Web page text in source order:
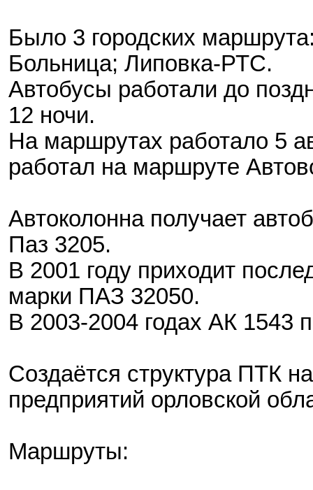
Было 3 городских
Больница; Липовка-РТС.
Автобусы работали до
12 ночи.
На маршрутах работало 5
работал на маршруте
Автоколонна получает
Паз 3205.
В 2001 году приходит
марки ПАЗ 32050.
В 2003-2004 годах АК 1543
Создаётся структура ПТК
предприятий орловской
Маршруты: